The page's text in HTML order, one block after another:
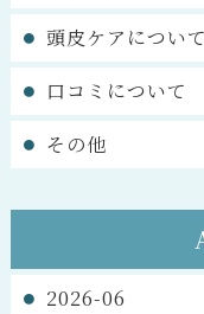
頭皮ケアについて
口コミについて
その他
2026-06